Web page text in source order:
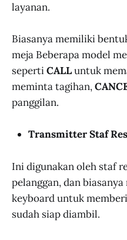
layanan.
Biasanya memiliki
meja Beberapa model
sepertiCALLuntuk
meminta tagihan,
panggilan.
Transmitter Staf
Ini digunakan oleh staf
pelanggan, dan
keyboard untuk
sudah siap diambil.